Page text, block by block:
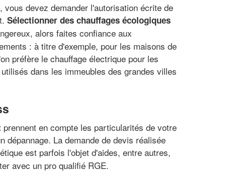
devez demander l'autorisation écrite de
Sélectionner des chauffages écologiques
alors faites confiance aux
: à titre d'exemple, pour les maisons de
préfère le chauffage électrique pour les
dans les immeubles des grandes villes
en compte les particularités de votre
La demande de devis réalisée
est parfois l'objet d'aides, entre autres,
avec un pro qualifié RGE.